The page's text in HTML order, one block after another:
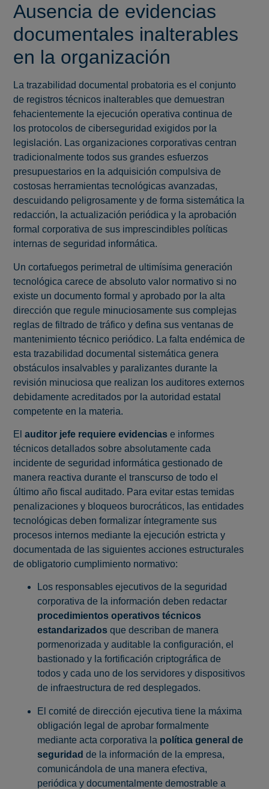
Ausencia de evidencias
documentales inalterables
en la organización
La trazabilidad documental probatoria es el conjunto
de registros técnicos inalterables que demuestran
fehacientemente la ejecución operativa continua de
los protocolos de ciberseguridad exigidos por la
legislación. Las organizaciones corporativas centran
tradicionalmente todos sus grandes esfuerzos
presupuestarios en la adquisición compulsiva de
costosas herramientas tecnológicas avanzadas,
descuidando peligrosamente y de forma sistemática la
redacción, la actualización periódica y la aprobación
formal corporativa de sus imprescindibles políticas
internas de seguridad informática.
Un cortafuegos perimetral de ultimísima generación
tecnológica carece de absoluto valor normativo si no
existe un documento formal y aprobado por la alta
dirección que regule minuciosamente sus complejas
reglas de filtrado de tráfico y defina sus ventanas de
mantenimiento técnico periódico. La falta endémica de
esta trazabilidad documental sistemática genera
obstáculos insalvables y paralizantes durante la
revisión minuciosa que realizan los auditores externos
debidamente acreditados por la autoridad estatal
competente en la materia.
El auditor jefe requiere evidencias e informes
técnicos detallados sobre absolutamente cada
incidente de seguridad informática gestionado de
manera reactiva durante el transcurso de todo el
último año fiscal auditado. Para evitar estas temidas
penalizaciones y bloqueos burocráticos, las entidades
tecnológicas deben formalizar íntegramente sus
procesos internos mediante la ejecución estricta y
documentada de las siguientes acciones estructurales
de obligatorio cumplimiento normativo:
Los responsables ejecutivos de la seguridad
corporativa de la información deben redactar
procedimientos operativos técnicos
estandarizados que describan de manera
pormenorizada y auditable la configuración, el
bastionado y la fortificación criptográfica de
todos y cada uno de los servidores y dispositivos
de infraestructura de red desplegados.
El comité de dirección ejecutiva tiene la máxima
obligación legal de aprobar formalmente
mediante acta corporativa la política general de
seguridad de la información de la empresa,
comunicándola de una manera efectiva,
periódica y documentalmente demostrable a